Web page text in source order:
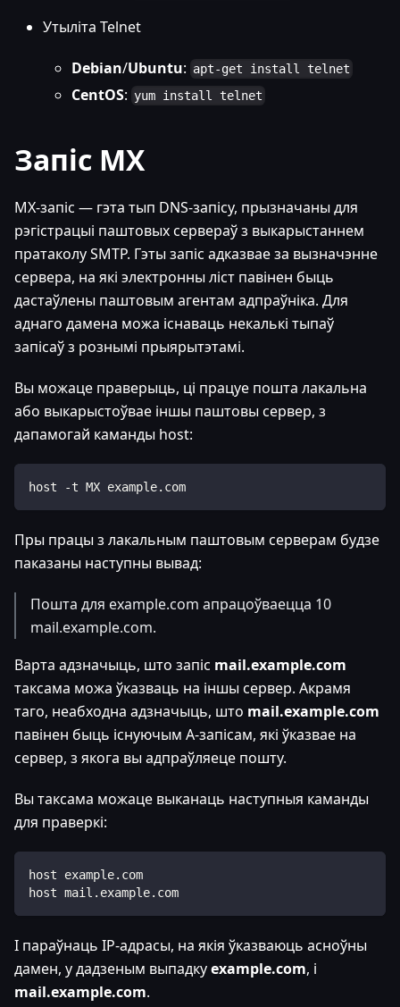
Утыліта Telnet
Debian/Ubuntu: apt-get install telnet
CentOS: yum install telnet
Запіс MX
MX-запіс — гэта тып DNS-запісу, прызначаны для
рэгістрацыі паштовых сервераў з выкарыстаннем
пратаколу SMTP. Гэты запіс адказвае за вызначэнне
сервера, на які электронны ліст павінен быць
дастаўлены паштовым агентам адпраўніка. Для
аднаго дамена можа існаваць некалькі тыпаў
запісаў з рознымі прыярытэтамі.
Вы можаце праверыць, ці працуе пошта лакальна
або выкарыстоўвае іншы паштовы сервер, з
дапамогай каманды host:
host -t MX example.com
Пры працы з лакальным паштовым серверам будзе
паказаны наступны вывад:
Пошта для example.com апрацоўваецца 10
mail.example.com.
Варта адзначыць, што запіс mail.example.com
таксама можа ўказваць на іншы сервер. Акрамя
таго, неабходна адзначыць, што mail.example.com
павінен быць існуючым A-запісам, які ўказвае на
сервер, з якога вы адпраўляеце пошту.
Вы таксама можаце выканаць наступныя каманды
для праверкі:
host example.com
host mail.example.com
І параўнаць IP-адрасы, на якія ўказваюць асноўны
дамен, у дадзеным выпадкуexample.com, і
mail.example.com.